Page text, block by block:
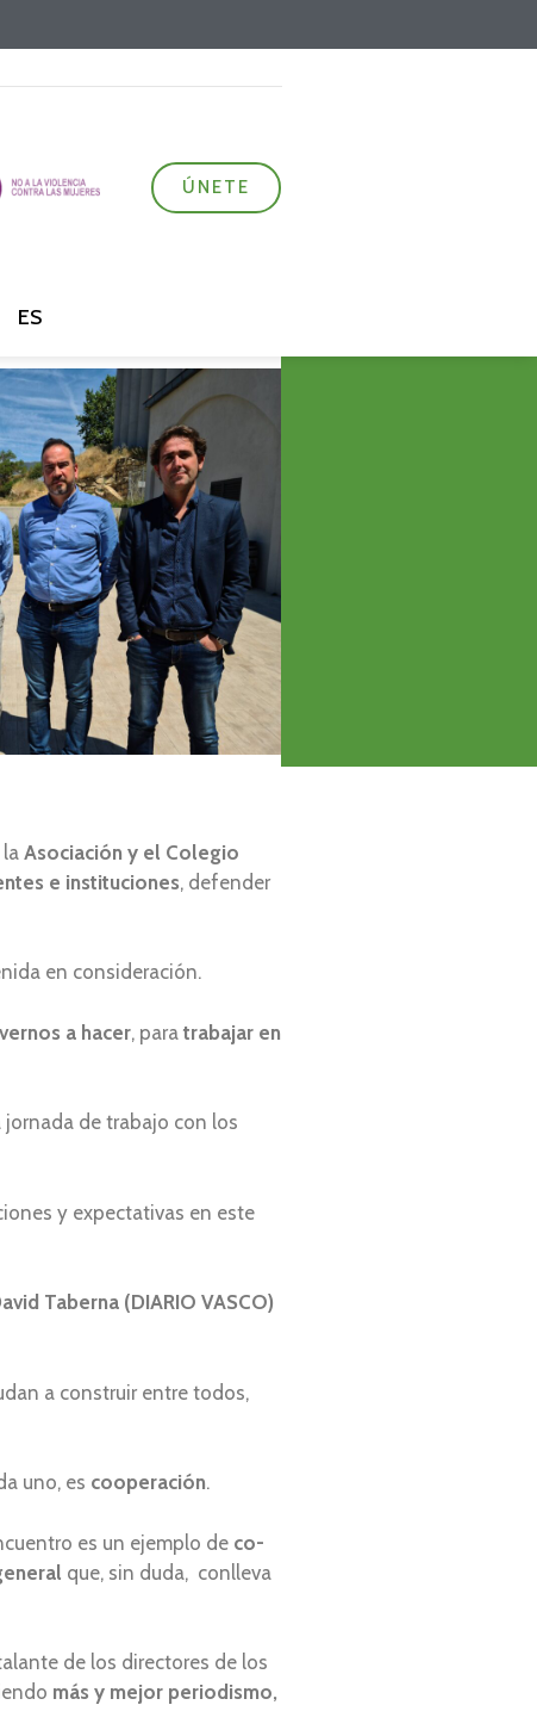
ÚNETE
ES
Asociación y el Colegio
e instituciones, defender
en consideración.
a hacer, para trabajar en
de trabajo con los
y expectativas en este
Taberna (DIARIO VASCO)
a construir entre todos,
uno, es cooperación.
es un ejemplo de co-
que, sin duda, conlleva
de los directores de los
más y mejor periodismo,